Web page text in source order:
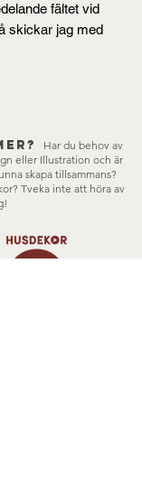
fältet vid
skickar jag med
Har du behov av
eller Illustration och är
skapa tillsammans?
Tveka inte att höra av